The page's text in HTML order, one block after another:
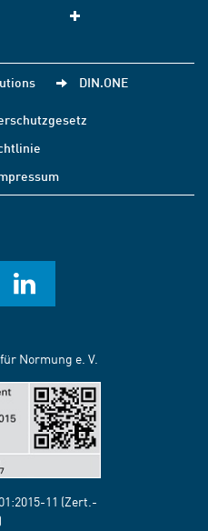
DIN.ONE
Normung e. V.
11 (Zert.-